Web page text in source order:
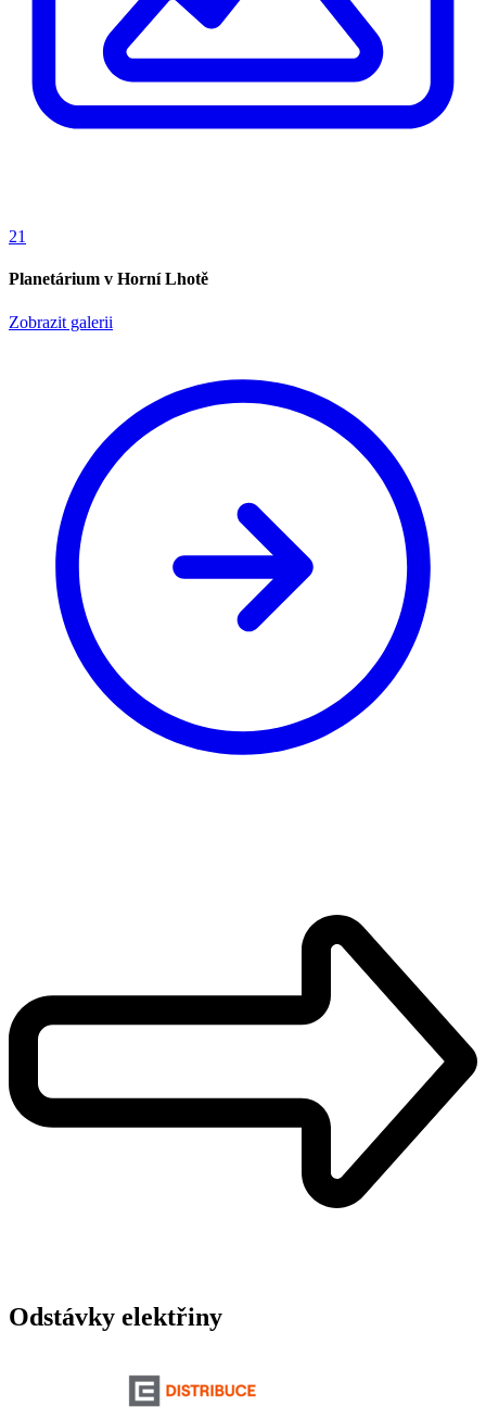
21
Planetárium v Horní Lhotě
Zobrazit galerii
Odstávky elektřiny